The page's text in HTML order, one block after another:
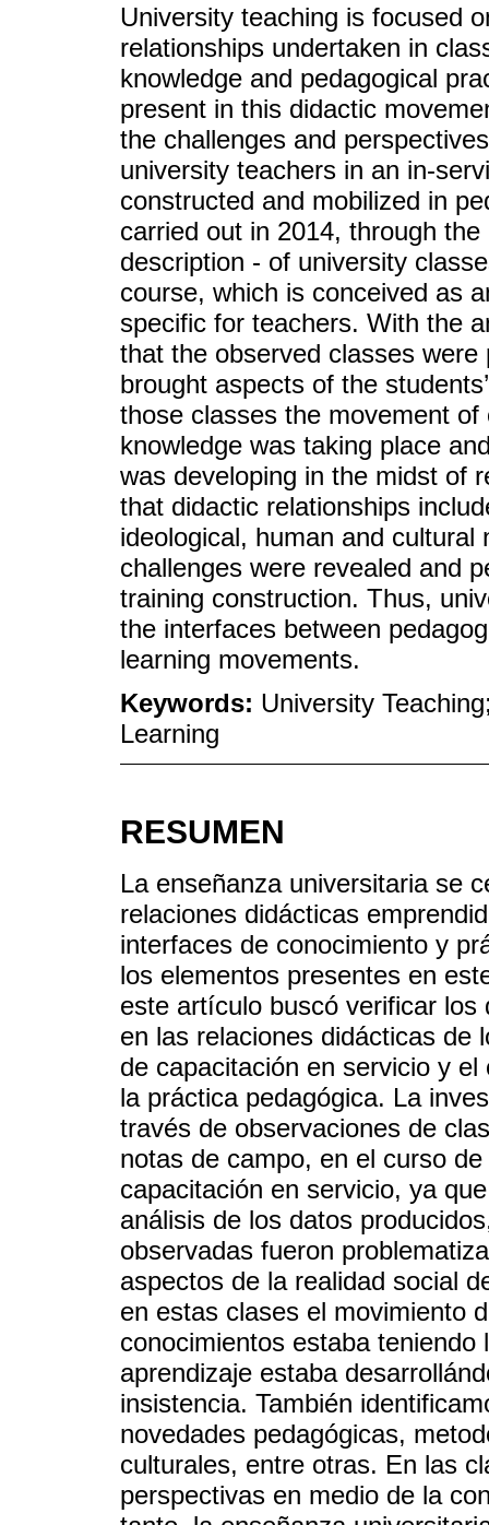
University teaching is focused
relationships undertaken in
knowledge and pedagogical
present in this didactic
the challenges and
university teachers in an in-
constructed and mobilized in
carried out in 2014, through
description - of university
course, which is conceived as
specific for teachers. With the
that the observed classes
brought aspects of the
those classes the movement
knowledge was taking place
was developing in the midst of
that didactic relationships
ideological, human and
challenges were revealed and
training construction. Thus,
the interfaces between
learning movements.
Keywords: University
Learning
RESUMEN
La enseñanza universitaria se
relaciones didácticas
interfaces de conocimiento y
los elementos presentes en
este artículo buscó verificar
en las relaciones didácticas de
de capacitación en servicio y
la práctica pedagógica. La
través de observaciones de
notas de campo, en el curso
capacitación en servicio, ya
análisis de los datos
observadas fueron
aspectos de la realidad social
en estas clases el movimiento
conocimientos estaba
aprendizaje estaba
insistencia. También
novedades pedagógicas,
culturales, entre otras. En las
perspectivas en medio de la